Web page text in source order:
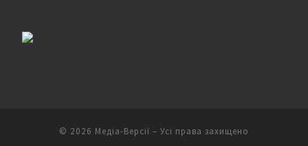
© 2026 Медіа-Версії – Усі права захищено